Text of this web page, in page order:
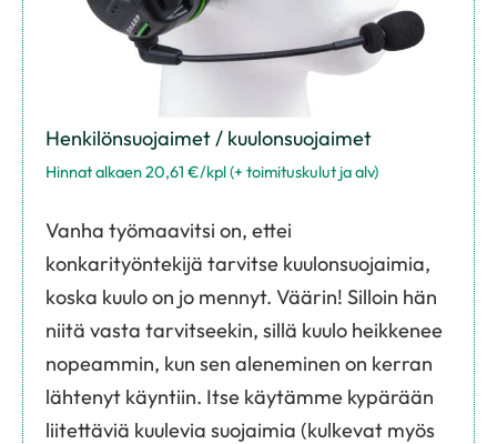
Henkilönsuojaimet / kuulonsuojaimet
Hinnat alkaen 20,61 €/kpl (+ toimituskulut ja alv)
Vanha työmaavitsi on, ettei
konkarityöntekijä tarvitse kuulonsuojaimia,
koska kuulo on jo mennyt. Väärin! Silloin hän
niitä vasta tarvitseekin, sillä kuulo heikkenee
nopeammin, kun sen aleneminen on kerran
lähtenyt käyntiin. Itse käytämme kypärään
liitettäviä kuulevia suojaimia (kulkevat myös